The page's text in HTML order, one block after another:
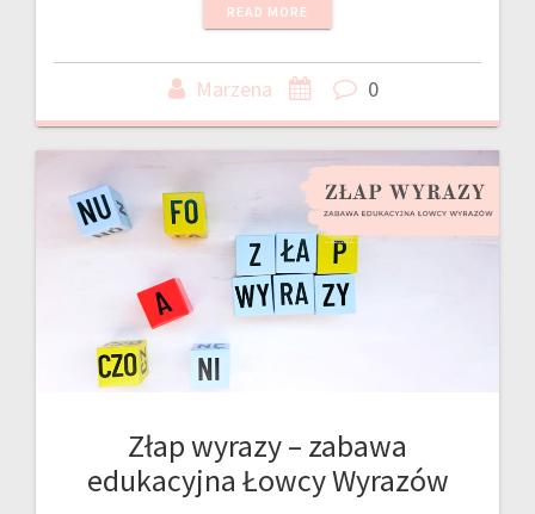
READ MORE
Marzena 0
Złap wyrazy – zabawa
edukacyjna Łowcy Wyrazów